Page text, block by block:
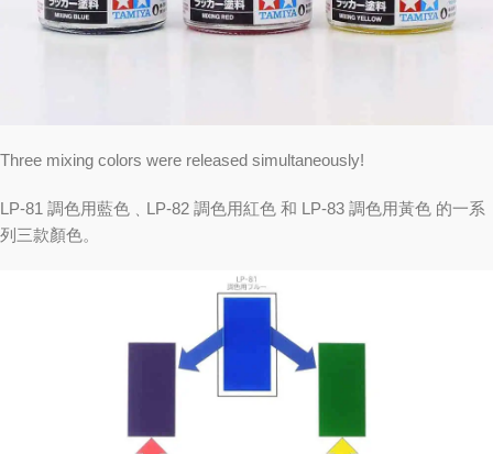
Three mixing colors were released simultaneously!
LP-81 調色用藍色﹑LP-82 調色用紅色 和 LP-83 調色用黃色 的一系
列三款顏色。